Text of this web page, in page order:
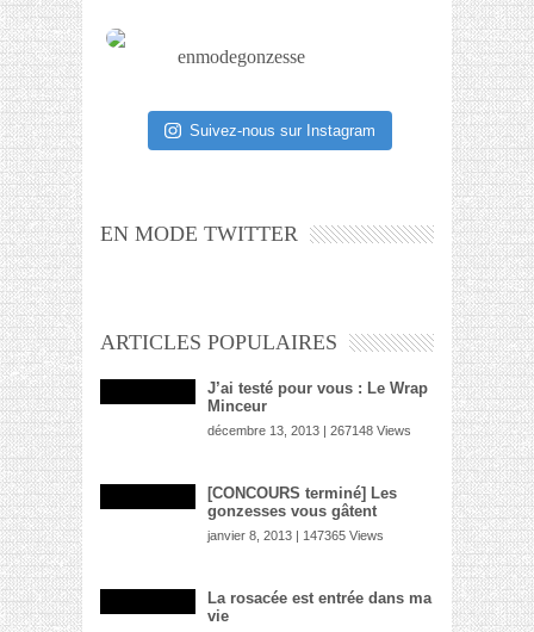
enmodegonzesse
Suivez-nous sur Instagram
EN MODE TWITTER
ARTICLES POPULAIRES
J’ai testé pour vous : Le Wrap
Minceur
décembre 13, 2013 | 267148 Views
[CONCOURS terminé] Les
gonzesses vous gâtent
janvier 8, 2013 | 147365 Views
La rosacée est entrée dans ma
vie